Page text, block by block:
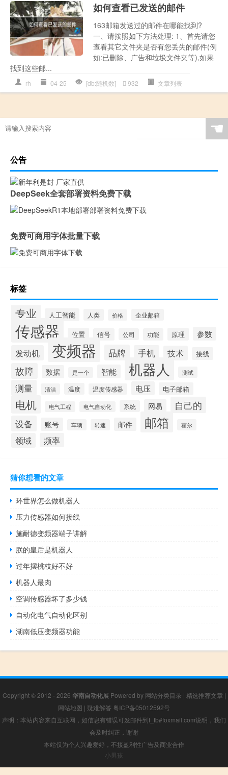
如何查看已发送的邮件
163邮箱发送过的邮件在哪能找到?
一、请按照如下方法处理: 1、首先请您
查看其它文件夹是否有您丢失的邮件(例
如:已删除、广告和垃圾文件夹等),如果
找到这些邮...
rh 04-25 [db:随机数] 932 文章列表
☚
公告
DeepSeek全套部署资料免费下载
免费可商用字体批量下载
标签
专业 人工智能 人类 价格 企业邮箱
传感器 位置 信号 公司 功能 原理 参数
发动机 变频器 品牌 手机 技术 接线
故障 数据 是一个 智能 机器人 测试
测量 清洁 温度 温度传感器 电压 电子邮箱
电机 电气工程 电气自动化 系统 网易 自己的
设备 账号 车辆 转速 邮件 邮箱 霍尔
领域 频率
猜你想看的文章
环世界怎么做机器人
压力传感器如何接线
施耐德变频器端子讲解
朕的皇后是机器人
过年摆桃枝好不好
机器人最肉
空调传感器坏了多少钱
自动化电气自动化区别
湖南低压变频器功能
Copyright © 2012 - 2026 华南自动化展Powered by 网站分类目录 | 精选推荐文章 |
网站地图 | 疑难解答 粤ICP备05012592号
声明：本站内容来自互联网，如信息有错误可发邮件到f_fb#foxmail.com说明，我们
会及时纠正，谢谢
本站仅为个人兴趣爱好，不接盈利性广告及商业合作
小男孩